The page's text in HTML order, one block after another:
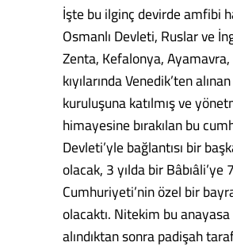
İşte bu ilginç devirde amfibi
Osmanlı Devleti, Ruslar ve
Zenta, Kefalonya,
kıyılarında Venedik’ten
kuruluşuna katılmış ve
himayesine bırakılan bu
Devleti’yle bağlantısı bir
olacak, 3 yılda bir
Cumhuriyeti’nin özel bir
olacaktı. Nitekim bu anayasa
alındıktan sonra padişah